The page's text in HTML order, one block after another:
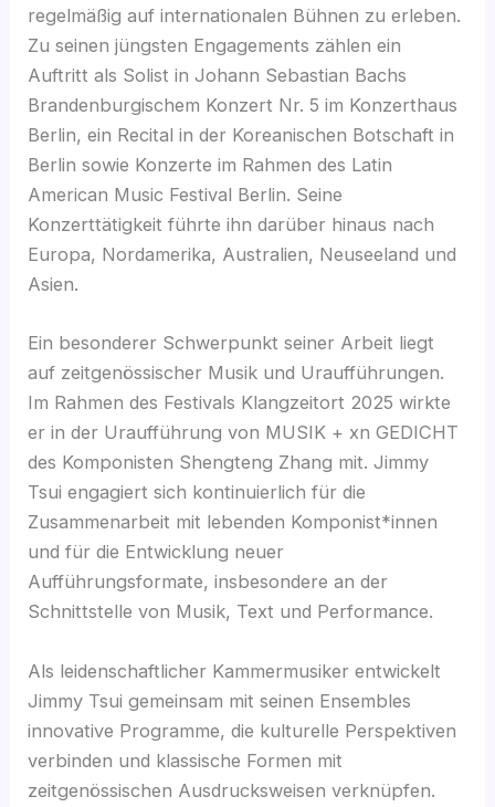
regelmäßig auf internationalen Bühnen zu erleben.
Zu seinen jüngsten Engagements zählen ein
Auftritt als Solist in Johann Sebastian Bachs
Brandenburgischem Konzert Nr. 5 im Konzerthaus
Berlin, ein Recital in der Koreanischen Botschaft in
Berlin sowie Konzerte im Rahmen des Latin
American Music Festival Berlin. Seine
Konzerttätigkeit führte ihn darüber hinaus nach
Europa, Nordamerika, Australien, Neuseeland und
Asien.
Ein besonderer Schwerpunkt seiner Arbeit liegt
auf zeitgenössischer Musik und Uraufführungen.
Im Rahmen des Festivals Klangzeitort 2025 wirkte
er in der Uraufführung von MUSIK + xn GEDICHT
des Komponisten Shengteng Zhang mit. Jimmy
Tsui engagiert sich kontinuierlich für die
Zusammenarbeit mit lebenden Komponist*innen
und für die Entwicklung neuer
Aufführungsformate, insbesondere an der
Schnittstelle von Musik, Text und Performance.
Als leidenschaftlicher Kammermusiker entwickelt
Jimmy Tsui gemeinsam mit seinen Ensembles
innovative Programme, die kulturelle Perspektiven
verbinden und klassische Formen mit
zeitgenössischen Ausdrucksweisen verknüpfen.